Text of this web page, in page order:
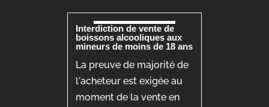
Interdiction de vente de
boissons alcooliques aux
mineurs de moins de 18 ans
La preuve de majorité de
l'acheteur est exigée au
moment de la vente en